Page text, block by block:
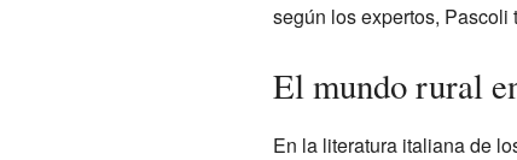
según los expertos, Pascoli
El mundo rural
En la literatura italiana de